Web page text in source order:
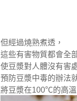
但經過燒熟煮透，
這些有害物質都會全
使豆漿對人體沒有害
預防豆漿中毒的辦法
將豆漿在100℃的高溫